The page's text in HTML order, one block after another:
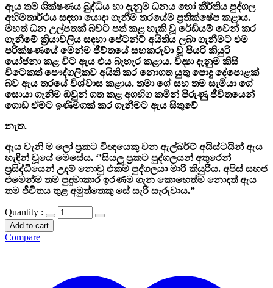
ඇය තම ශික්ෂණය බුද්ධිය හා දැනුම ධනය හෝ කීර්තිය පුද්ගල
අභිමතාර්ථය සඳහා යොදා ගැනීම තරයේම ප්‍රතික්ෂේප කළාය.
මහත් ධන උල්පතක් බවට පත් කළ හැකි වූ රේඩියම් වෙන් කර
ගැනීමේ ක්‍රියාවලිය සඳහා පේටන්ට් අයිතිය ලබා ගැනීමට එම
පරීක්ෂණයේ මෙන්ම ජීව්තයේ සහකරුවා වූ පියරි කියුරි
යෝජනා කළ විට ඇය එය බැහැර කළාය. විද්‍යා දැනුම කිසි
විටෙකත් පෞද්ගලිකව අයිති කර නොගත යුතු පොදු දේපොළක්
බව ඇය තරයේ විශ්වාස කළාය. තමා ගේ සහ තම සැමියා ගේ
සොයා ගැනිම ඔවුන් ගත කළ අගහිග කමින් පිරුණු ජීවිතයෙන්
ගොඩ ඒමට ඉණිමගක් කර ගැනීමට ඇය සිතුවේ
නැත.
ඇය වැනි ම ලෝ ප්‍රකට විඥයෙකු වන ඇල්බර්ට් අයිස්ටයින් ඇය
හැඳින් වූයේ මෙසේය. ‘’සියලු ප්‍රකට පුද්ගලයන් අතුරෙන්
ප්‍රසිද්ධියෙන් උදම් නොවු එකම පුද්ගලයා මාරි කියුරිය. අපිස් සහජ
එමෙන්ම තම පුදුමාකාර ඉරණම ගැන කොහෙත්ම නොදත් ඇය
තම ජීවිතය තුළ අමුත්තෙකු සේ සැරි සැරුවාය.”
Quantity :
Add to cart
Compare